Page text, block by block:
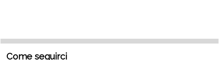
Come seguirci